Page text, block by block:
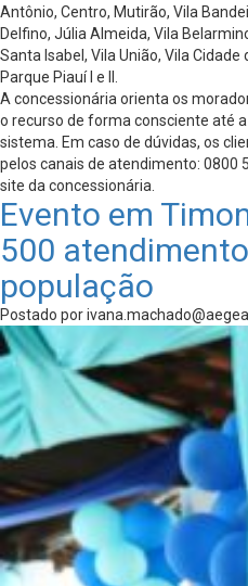
Antônio, Centro, Mutirão, Vila
Delfino, Júlia Almeida, Vila
Santa Isabel, Vila União, Vila Cidade
Parque Piauí I e II.
A concessionária orienta os
o recurso de forma consciente até
sistema. Em caso de dúvidas, os
pelos canais de atendimento: 0800
site da concessionária.
Evento em
500
população
Postado por